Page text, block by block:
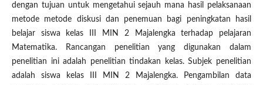
dengan tujuan untuk mengetahui sejauh mana hasil pelaksanaan
metode metode diskusi dan penemuan bagi peningkatan hasil
belajar siswa kelas III MIN 2 Majalengka terhadap pelajaran
Matematika. Rancangan penelitian yang digunakan dalam
penelitian ini adalah penelitian tindakan kelas. Subjek penelitian
adalah siswa kelas III MIN 2 Majalengka. Pengambilan data